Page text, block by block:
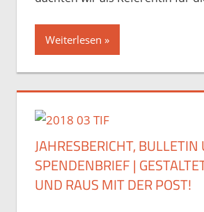
Weiterlesen
JAHRESBERICHT, BULLETIN
SPENDENBRIEF |
UND RAUS MIT DER POST!